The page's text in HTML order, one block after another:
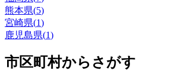
熊本県(5)
宮崎県(1)
鹿児島県(1)
市区町村からさがす